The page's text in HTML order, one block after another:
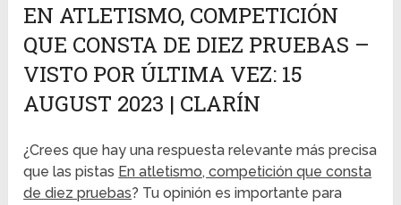
EN ATLETISMO, COMPETICIÓN
QUE CONSTA DE DIEZ PRUEBAS –
VISTO POR ÚLTIMA VEZ: 15
AUGUST 2023 | CLARÍN
¿Crees que hay una respuesta relevante más precisa
que las pistas En atletismo, competición que consta
de diez pruebas? Tu opinión es importante para